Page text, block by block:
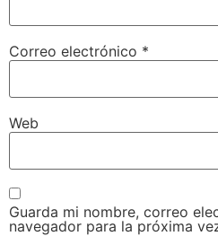
Correo electrónico *
Web
Guarda mi nombre, correo
navegador para la próxima